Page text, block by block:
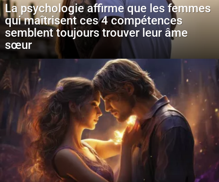
La psychologie affirme que les femmes
qui maîtrisent ces 4 compétences
semblent toujours trouver leur âme
sœur